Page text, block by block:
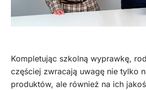
Kompletując szkolną wyprawkę,
częściej zwracają uwagę nie tylko
produktów, ale również na ich